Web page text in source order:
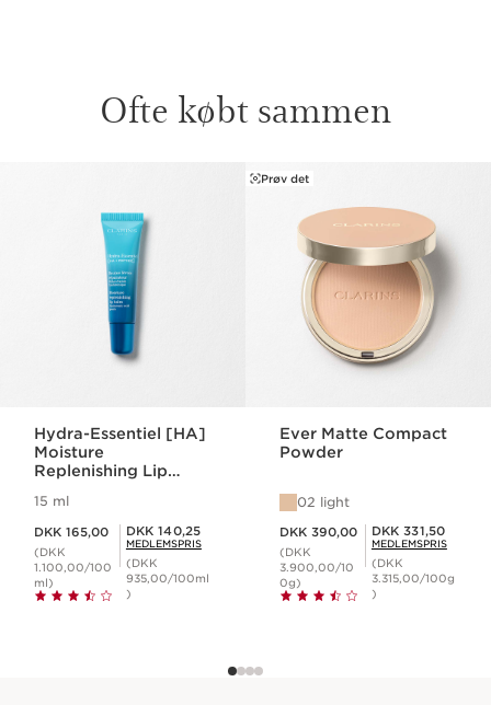
Ofte købt sammen
Hydra-Essentiel [HA]
Moisture
Replenishing Lip
15 ml
DKK 165,00
(DKK
1.100,00/100
ml)
Medlemspris DKK 140,25
DKK 140,25
MEDLEMSPRIS
(DKK
935,00/100ml
)
Prøv det
Ever Matte Compact
Powder
02 light
DKK 390,00
(DKK
3.900,00/10
0g)
Medlemspris DKK 331,50
DKK 331,50
MEDLEMSPRIS
(DKK
3.315,00/100g
)